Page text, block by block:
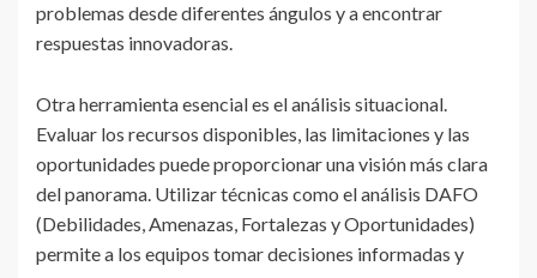
problemas desde diferentes ángulos y a encontrar
respuestas innovadoras.
Otra herramienta esencial es el análisis situacional.
Evaluar los recursos disponibles, las limitaciones y las
oportunidades puede proporcionar una visión más clara
del panorama. Utilizar técnicas como el análisis DAFO
(Debilidades, Amenazas, Fortalezas y Oportunidades)
permite a los equipos tomar decisiones informadas y